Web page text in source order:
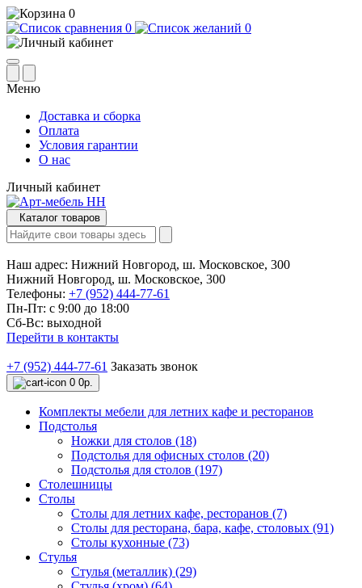
0
0
0
Меню
Доставка и сборка
Оплата
Условия гарантии
О нас
Личный кабинет
Каталог товаров
Наш адрес: Нижний Новгород, ш. Московское, 300
Нижний Новгород, ш. Московское, 300
Телефоны: +7 (952) 444-77-61
Пн-Пт: с 9:00 до 18:00
Сб-Вс: выходной
Перейти в контакты
+7 (952) 444-77-61 Заказать звонок
0 0р.
Комплекты мебели для летних кафе и ресторанов
Подстолья
Ножки для столов (18)
Подстолья для офисных столов (20)
Подстолья для столов (197)
Столешницы
Столы
Столы для летних кафе, ресторанов (7)
Столы для ресторана, бара, кафе, столовых (91)
Столы кухонные (73)
Стулья
Стулья (металлик) (29)